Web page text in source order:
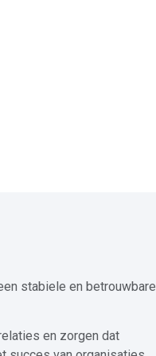
stabiele en betrouwbare
en zorgen dat